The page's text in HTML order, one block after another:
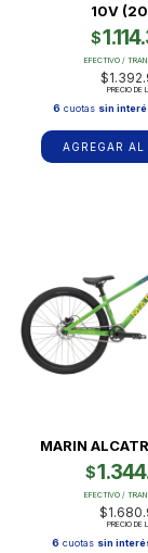
10V
$
EFECTIVO /
PRECIO DE
6 cuotas sin
AGREGAR
MARIN
$
EFECTIVO /
PRECIO DE
6 cuotas sin